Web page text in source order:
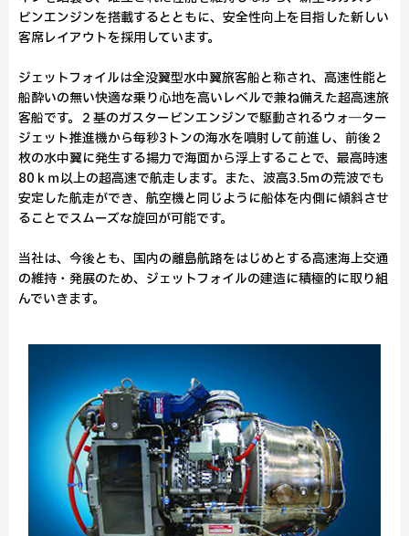
ビンエンジンを搭載するとともに、安全性向上を目指した新しい
客席レイアウトを採用しています。
ジェットフォイルは全没翼型水中翼旅客船と称され、高速性能と
船酔いの無い快適な乗り心地を高いレベルで兼ね備えた超高速旅
客船です。２基のガスタービンエンジンで駆動されるウォ―ター
ジェット推進機から毎秒3トンの海水を噴射して前進し、前後２
枚の水中翼に発生する揚力で海面から浮上することで、最高時速
80ｋｍ以上の超高速で航走します。また、波高3.5ｍの荒波でも
安定した航走ができ、航空機と同じように船体を内側に傾斜させ
ることでスムーズな旋回が可能です。
当社は、今後とも、国内の離島航路をはじめとする高速海上交通
の維持・発展のため、ジェットフォイルの建造に積極的に取り組
んでいきます。